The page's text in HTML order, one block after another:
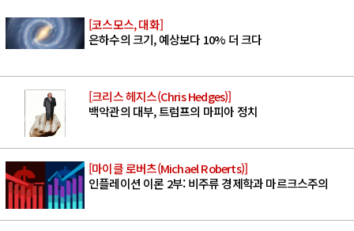
[코스모스, 대화]
은하수의 크기, 예상보다 10% 더 크다
[크리스 헤지스(Chris Hedges)]
백악관의 대부, 트럼프의 마피아 정치
[마이클 로버츠(Michael Roberts)]
인플레이션 이론 2부: 비주류 경제학과 마르크스주의